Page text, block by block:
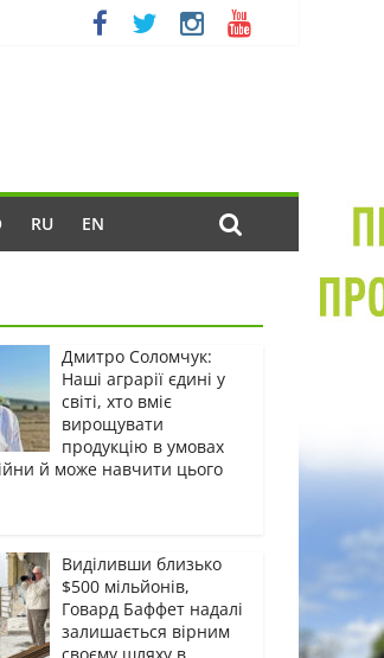
RU EN
Дмитро Соломчук:
Наші аграрії єдині у
світі, хто вміє
вирощувати
продукцію в умовах
й може навчити цього
Виділивши близько
$500 мільйонів,
Говард Баффет надалі
залишається вірним